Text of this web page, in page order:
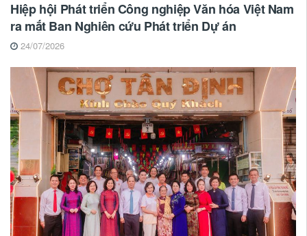
Hiệp hội Phát triển Công nghiệp Văn hóa Việt Nam
ra mắt Ban Nghiên cứu Phát triển Dự án
24/07/2026